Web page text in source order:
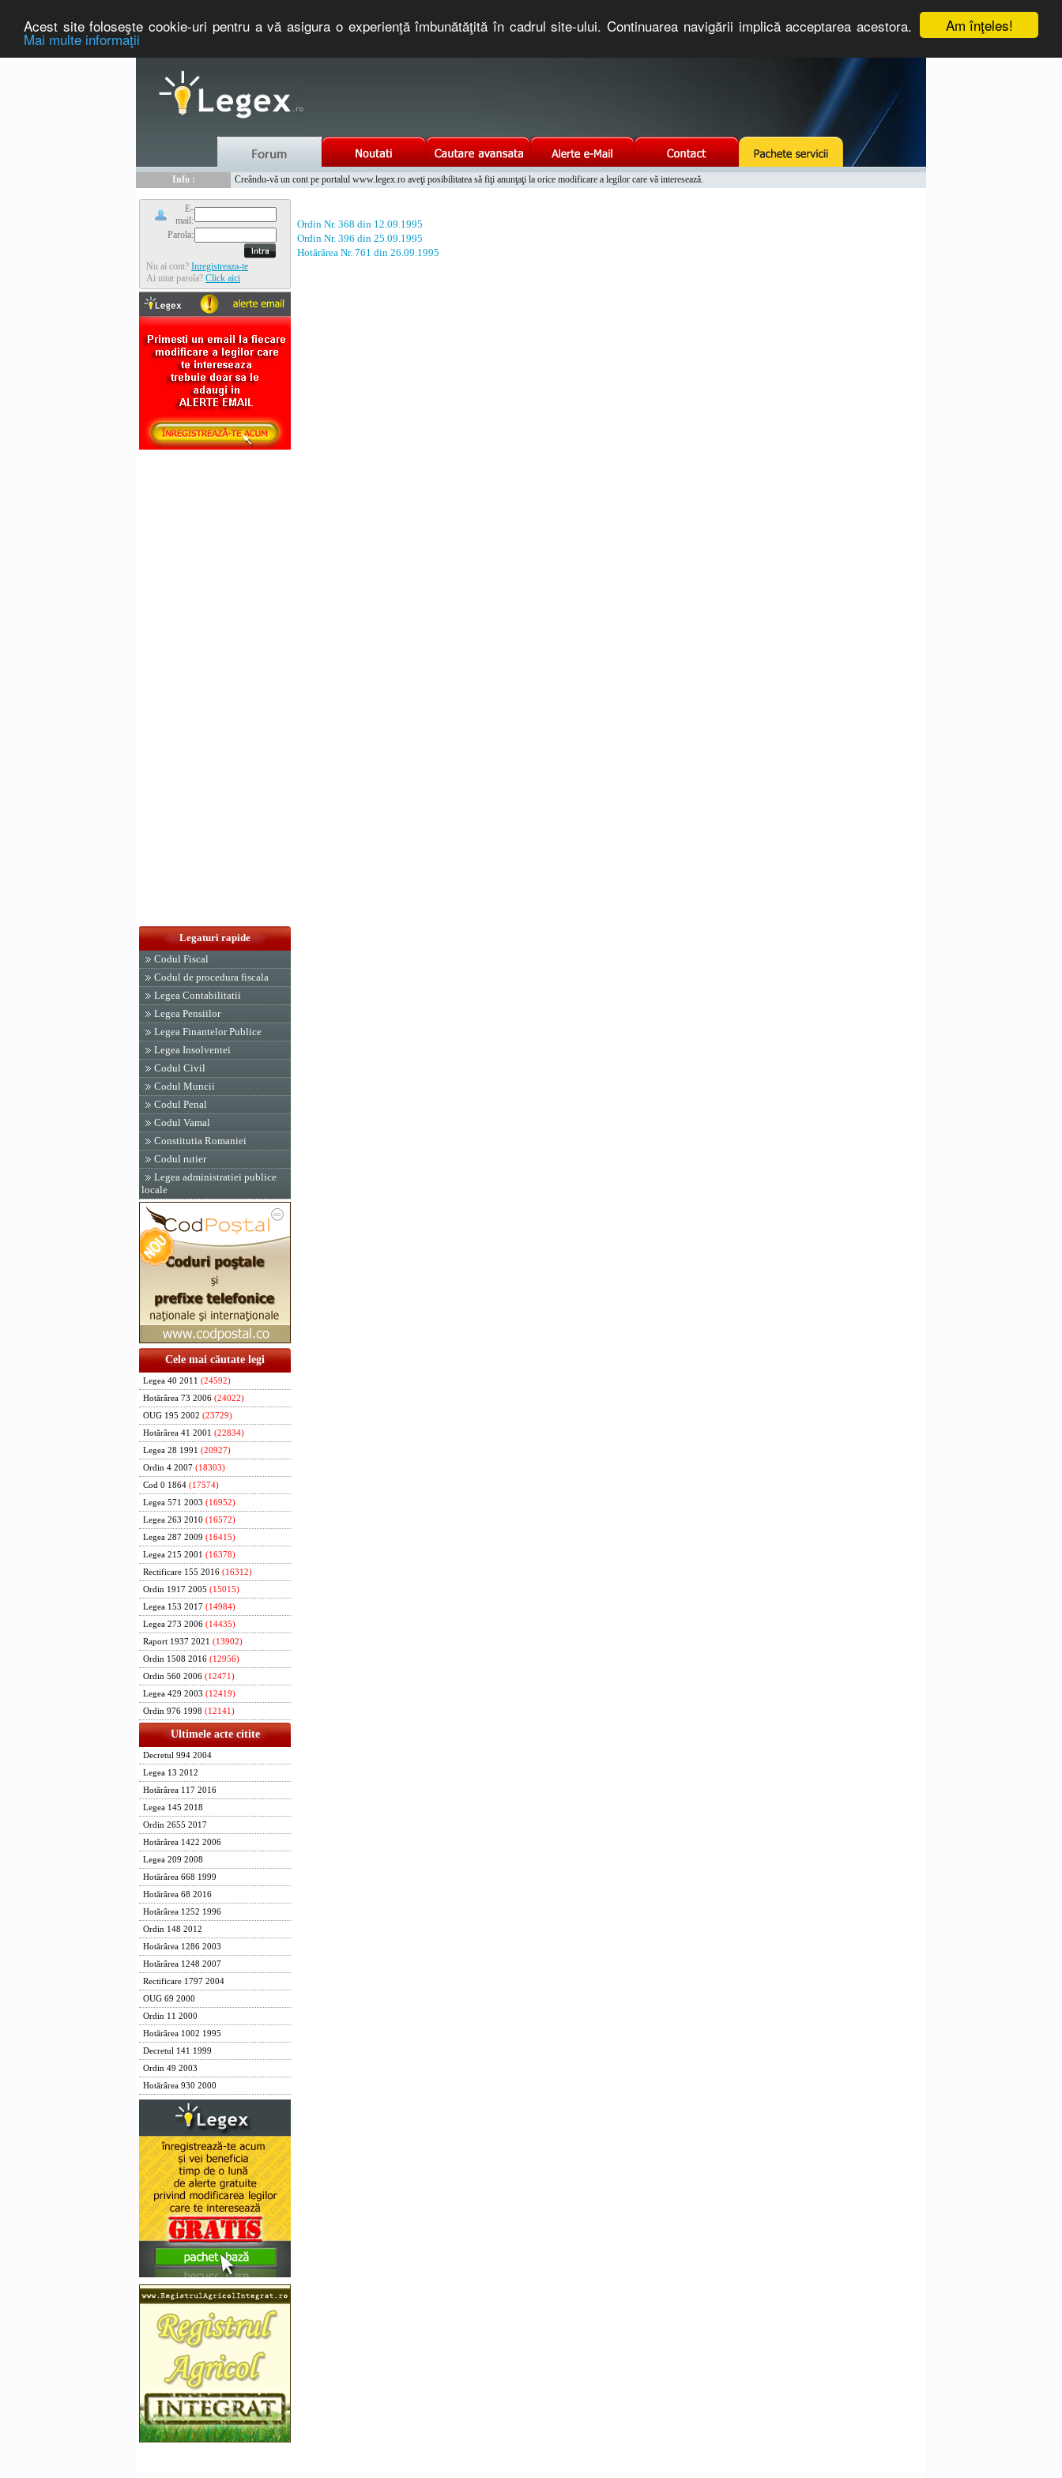
Am înţeles!
Acest site foloseşte cookie-uri pentru a vă asigura o experienţă îmbunătăţită în cadrul site-ului. Continuarea navigării implică acceptarea acestora.
Mai multe informaţii
Info :
Creându-vă un cont pe portalul www.legex.ro aveţi posibilitatea să fiţi anunţaţi la orice modificare a legilor care vă interesează.
E-
mail:
Parola:
Nu ai cont? Inregistreaza-te
Ai uitat parola? Click aici
Legaturi rapide
Codul Fiscal
Codul de procedura fiscala
Legea Contabilitatii
Legea Pensiilor
Legea Finantelor Publice
Legea Insolventei
Codul Civil
Codul Muncii
Codul Penal
Codul Vamal
Constitutia Romaniei
Codul rutier
Legea administratiei publice
locale
Cele mai căutate legi
Legea 40 2011 (24592)
Hotărârea 73 2006 (24022)
OUG 195 2002 (23729)
Hotărârea 41 2001 (22834)
Legea 28 1991 (20927)
Ordin 4 2007 (18303)
Cod 0 1864 (17574)
Legea 571 2003 (16952)
Legea 263 2010 (16572)
Legea 287 2009 (16415)
Legea 215 2001 (16378)
Rectificare 155 2016 (16312)
Ordin 1917 2005 (15015)
Legea 153 2017 (14984)
Legea 273 2006 (14435)
Raport 1937 2021 (13902)
Ordin 1508 2016 (12956)
Ordin 560 2006 (12471)
Legea 429 2003 (12419)
Ordin 976 1998 (12141)
Ultimele acte citite
Decretul 994 2004
Legea 13 2012
Hotărârea 117 2016
Legea 145 2018
Ordin 2655 2017
Hotărârea 1422 2006
Legea 209 2008
Hotărârea 668 1999
Hotărârea 68 2016
Hotărârea 1252 1996
Ordin 148 2012
Hotărârea 1286 2003
Hotărârea 1248 2007
Rectificare 1797 2004
OUG 69 2000
Ordin 11 2000
Hotărârea 1002 1995
Decretul 141 1999
Ordin 49 2003
Hotărârea 930 2000
Ordin Nr. 368 din 12.09.1995
Ordin Nr. 396 din 25.09.1995
Hotărârea Nr. 761 din 26.09.1995